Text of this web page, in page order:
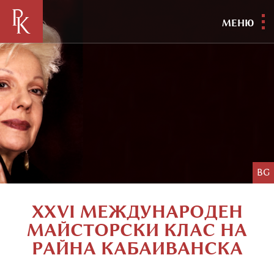
МЕНЮ
BG
XXVI МЕЖДУНАРОДЕН
МАЙСТОРСКИ КЛАС НА
РАЙНА КАБАИВАНСКА